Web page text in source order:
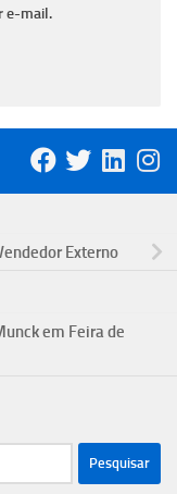
e-mail.
Externo
em Feira de